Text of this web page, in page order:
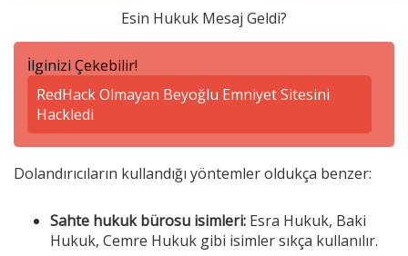
Esin Hukuk Mesaj Geldi?
İlginizi Çekebilir!
RedHack Olmayan Beyoğlu Emniyet Sitesini
Hackledi
Dolandırıcıların kullandığı yöntemler oldukça benzer:
Sahte hukuk bürosu isimleri: Esra Hukuk, Baki
Hukuk, Cemre Hukuk gibi isimler sıkça kullanılır.